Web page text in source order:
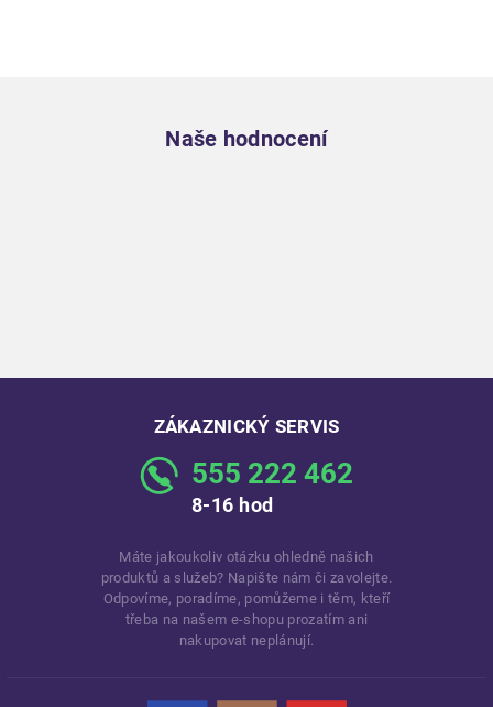
Naše hodnocení
ZÁKAZNICKÝ SERVIS
555 222 462
8-16 hod
Máte jakoukoliv otázku ohledně našich
produktů a služeb? Napište nám či zavolejte.
Odpovíme, poradíme, pomůžeme i těm, kteří
třeba na našem e-shopu prozatím ani
nakupovat neplánují.